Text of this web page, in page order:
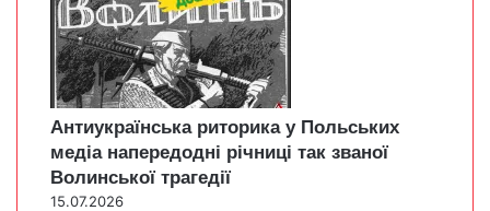
Антиукраїнська риторика у Польських
медіа напередодні річниці так званої
Волинської трагедії
15.07.2026